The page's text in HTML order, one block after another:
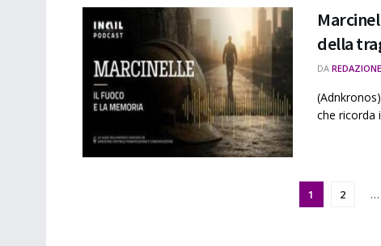
della
DA
che ricorda
1 2 …